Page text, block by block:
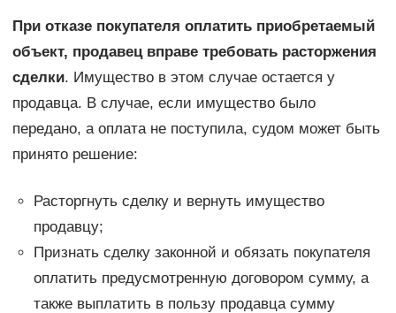
При отказе покупателя оплатить приобретаемый
объект, продавец вправе требовать расторжения
сделки. Имущество в этом случае остается у
продавца. В случае, если имущество было
передано, а оплата не поступила, судом может быть
принято решение:
Расторгнуть сделку и вернуть имущество
продавцу;
Признать сделку законной и обязать покупателя
оплатить предусмотренную договором сумму, а
также выплатить в пользу продавца сумму